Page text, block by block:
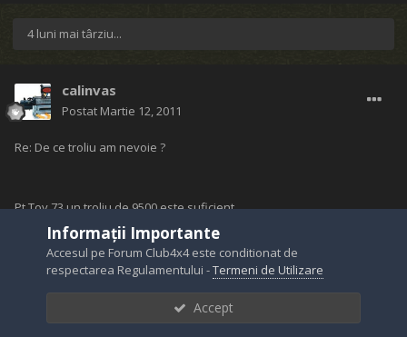
4 luni mai târziu...
calinvas
Postat Martie 12, 2011
Re: De ce troliu am nevoie ?
Pt Toy 73 un troliu de 9500 este suficient.
http://bestwinch.ro/14-exemplu-de-montaj
Informații Importante
Accesul pe Forum Club4x4 este conditionat de
respectarea Regulamentului -Termeni de Utilizare
Accept